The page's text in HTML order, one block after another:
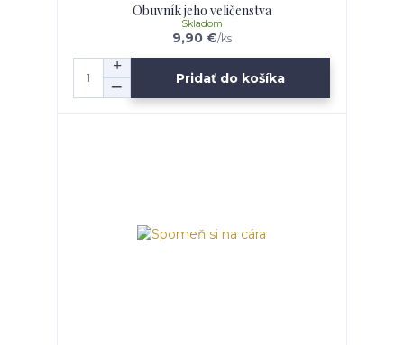
Obuvník jeho veličenstva
9,90 €/ks
Skladom
Pridať do košíka